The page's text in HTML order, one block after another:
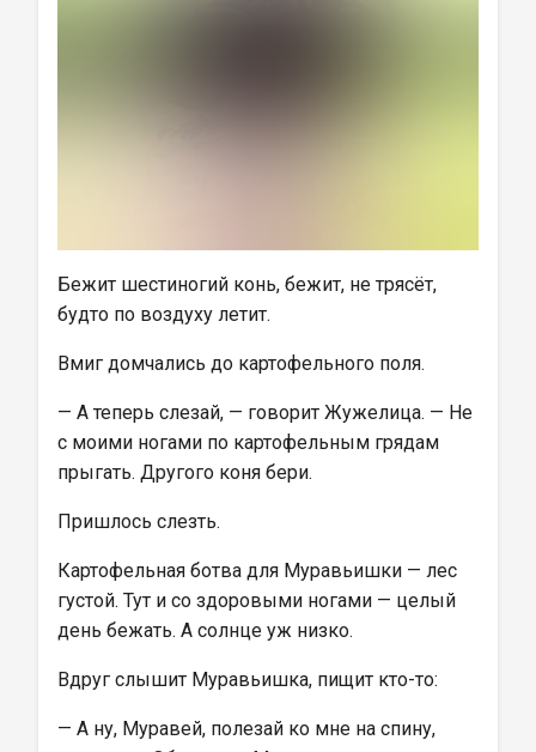
Бежит шестиногий конь, бежит, не трясёт,
будто по воздуху летит.
Вмиг домчались до картофельного поля.
— А теперь слезай, — говорит Жужелица. — Не
с моими ногами по картофельным грядам
прыгать. Другого коня бери.
Пришлось слезть.
Картофельная ботва для Муравьишки — лес
густой. Тут и со здоровыми ногами — целый
день бежать. А солнце уж низко.
Вдруг слышит Муравьишка, пищит кто-то:
— А ну, Муравей, полезай ко мне на спину,